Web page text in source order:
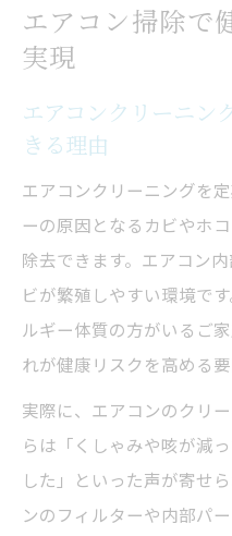
エアコン掃除で
実現
エアコンクリーニン
きる理由
エアコンクリーニングを
ーの原因となるカビやホ
除去できます。エアコン
ビが繁殖しやすい環境で
ルギー体質の方がいるご
れが健康リスクを高める要
実際に、エアコンのクリ
らは「くしゃみや咳が減
した」といった声が寄せ
ンのフィルターや内部パ